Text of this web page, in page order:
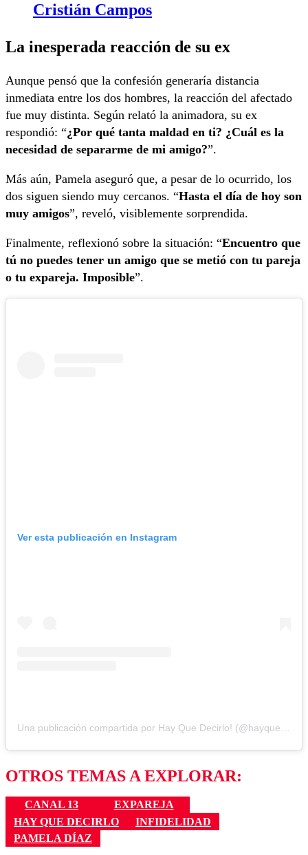
Cristián Campos
La inesperada reacción de su ex
Aunque pensó que la confesión generaría distancia
inmediata entre los dos hombres, la reacción del afectado
fue muy distinta. Según relató la animadora, su ex
respondió: “¿Por qué tanta maldad en ti? ¿Cuál es la
necesidad de separarme de mi amigo?”.
Más aún, Pamela aseguró que, a pesar de lo ocurrido, los
dos siguen siendo muy cercanos. “Hasta el día de hoy son
muy amigos”, reveló, visiblemente sorprendida.
Finalmente, reflexionó sobre la situación: “Encuentro que
tú no puedes tener un amigo que se metió con tu pareja
o tu expareja. Imposible”.
Ver esta publicación en Instagram
OTROS TEMAS A EXPLORAR:
CANAL 13
EXPAREJA
HAY QUE DECIRLO
INFIDELIDAD
PAMELA DÍAZ